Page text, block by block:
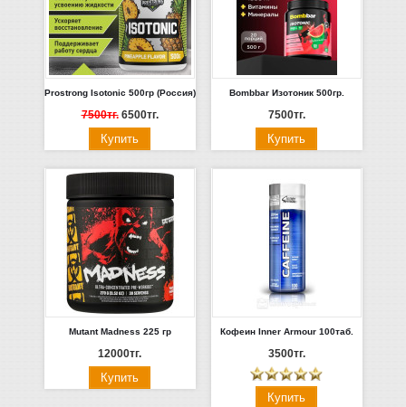
Prostrong Isotonic 500гр (Россия)
7500тг. 6500тг.
Bombbar Изотоник 500гр.
7500тг.
Mutant Madness 225 гр
12000тг.
Кофеин Inner Armour 100таб.
3500тг.